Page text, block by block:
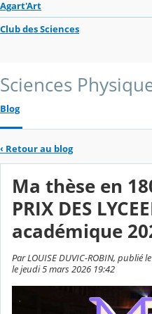
Agart'Art
Club des Sciences
Sciences
Blog
‹ Retour au blog
Ma thèse en
PRIX DES
académique
Par LOUISE DUVIC-ROBIN, publié
le jeudi 5 mars 2026 19:42